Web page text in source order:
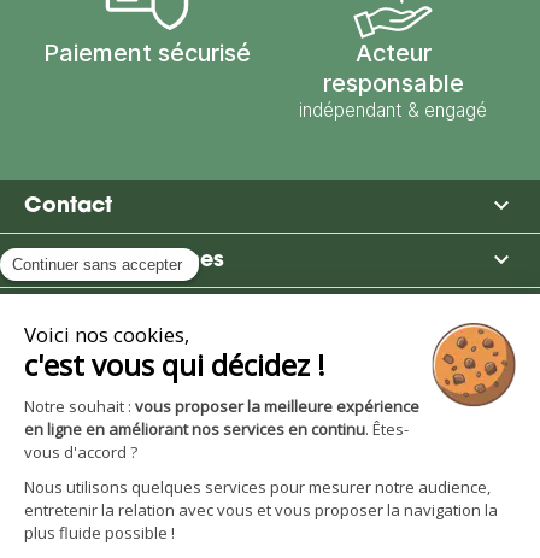
Paiement sécurisé
Acteur
responsable
indépendant & engagé
Contact 
Moulin des Moines 
Avantages et services 